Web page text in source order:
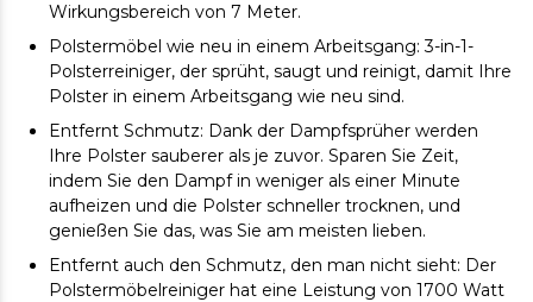
Wirkungsbereich von 7 Meter.
Polstermöbel wie neu in einem Arbeitsgang: 3-in-1-
Polsterreiniger, der sprüht, saugt und reinigt, damit Ihre
Polster in einem Arbeitsgang wie neu sind.
Entfernt Schmutz: Dank der Dampfsprüher werden
Ihre Polster sauberer als je zuvor. Sparen Sie Zeit,
indem Sie den Dampf in weniger als einer Minute
aufheizen und die Polster schneller trocknen, und
genießen Sie das, was Sie am meisten lieben.
Entfernt auch den Schmutz, den man nicht sieht: Der
Polstermöbelreiniger hat eine Leistung von 1700 Watt